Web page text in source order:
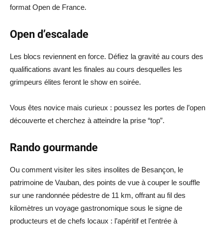
format Open de France.
Open d’escalade
Les blocs reviennent en force. Défiez la gravité au cours des
qualifications avant les finales au cours desquelles les
grimpeurs élites feront le show en soirée.
Vous êtes novice mais curieux : poussez les portes de l’open
découverte et cherchez à atteindre la prise “top”.
Rando gourmande
Ou comment visiter les sites insolites de Besançon, le
patrimoine de Vauban, des points de vue à couper le souffle
sur une randonnée pédestre de 11 km, offrant au fil des
kilomètres un voyage gastronomique sous le signe de
producteurs et de chefs locaux : l’apéritif et l’entrée à